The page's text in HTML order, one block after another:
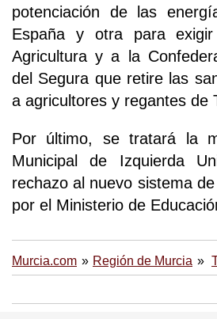
potenciación de las
España y otra para
Agricultura y a la
del Segura que retire las
a agricultores y regantes de
Por último, se tratará la
Municipal de Izquierda
rechazo al nuevo sistema
por el Ministerio de
Murcia.com Región de Murcia